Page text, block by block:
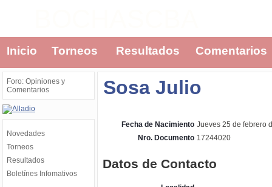
Inicio Torneos Resultados Comentarios
Foro: Opiniones y
Comentarios
Novedades
Torneos
Resultados
Boletínes Infomativos
Sosa Julio
Fecha de Nacimiento Jueves 25 de febrero
Nro. Documento 17244020
Datos de Contacto